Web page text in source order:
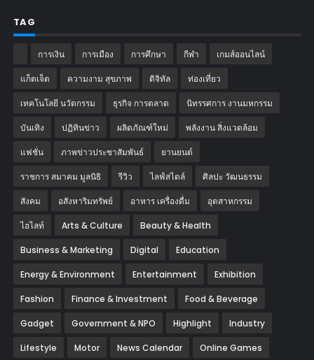
TAG
การเงิน การเมือง การศึกษา กีฬา เกมส์ออนไลน์
แก็ตเจ็ต ความงาม สุขภาพ ดิจิทัล ท่องเที่ยว
เทคโนโลยี นวัตกรรม ธุรกิจ การตลาด นิทรรศการ งานมหกรรม
บันเทิง ปฏิทินข่าว ผลิตภัณฑ์ใหม่ พลังงาน สิ่งแวดล้อม
แฟชั่น ภาพข่าวประชาสัมพันธ์ ‎ยานยนต์‎
ราชการ สมาคม มูลนิธิ รีวิว ไลฟ์สไตล์ ศิลปะ วัฒนธรรม
สังคม อสังหาริมทรัพย์ อาหาร เครื่องดื่ม อุตสาหกรรม
ไฮไลท์ Arts & Culture Beauty & Health
Business & Marketing Digital Education
Energy & Environment Entertainment Exhibition
Fashion Finance & Investment Food & Beverage
Gadget Government & NPO Highlight Industry
Lifestyle Motor News Calendar Online Games